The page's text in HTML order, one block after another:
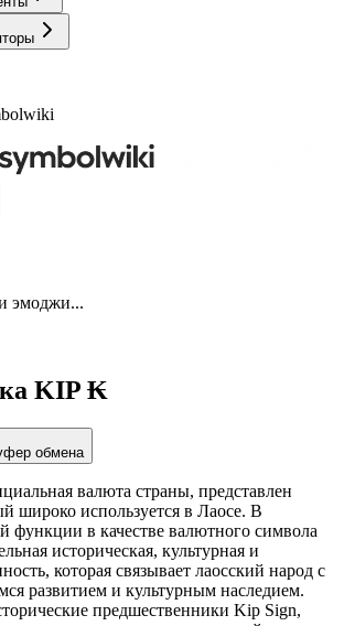
эмоджи...
KIP ₭
обмена
валюта страны, представлен
широко используется в Лаосе. В
функции в качестве валютного символа
историческая, культурная и
которая связывает лаосский народ с
развитием и культурным наследием.
предшественники Kip Sign,